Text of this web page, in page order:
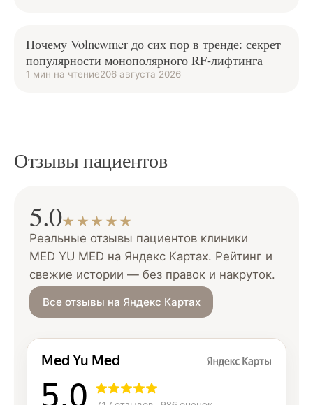
Почему Volnewmer до сих пор в тренде: секрет
популярности монополярного RF-лифтинга
1 мин на чтение206 августа 2026
Отзывы пациентов
5.0★★★★★
Реальные отзывы пациентов клиники
MED YU MED на Яндекс Картах. Рейтинг и
свежие истории — без правок и накруток.
Все отзывы на Яндекс Картах